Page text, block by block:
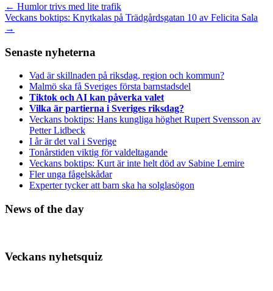
← Humlor trivs med lite trafik
Veckans boktips: Knytkalas på Trädgårdsgatan 10 av Felicita Sala
→
Senaste nyheterna
Vad är skillnaden på riksdag, region och kommun?
Malmö ska få Sveriges första barnstadsdel
Tiktok och AI kan påverka valet
Vilka är partierna i Sveriges riksdag?
Veckans boktips: Hans kungliga höghet Rupert Svensson av
Petter Lidbeck
I år är det val i Sverige
Tonårstiden viktig för valdeltagande
Veckans boktips: Kurt är inte helt död av Sabine Lemire
Fler unga fågelskådar
Experter tycker att barn ska ha solglasögon
News of the day
Veckans nyhetsquiz